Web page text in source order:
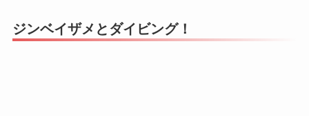
ジンベイザメとダイビング！